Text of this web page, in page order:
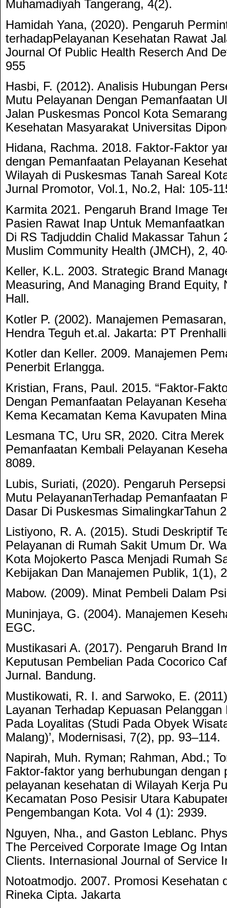
Muhamadiyah Tangerang, 4(2).
Hamidah Yana, (2020). Pengaruh
terhadapPelayanan Kesehatan Rawat
Journal Of Public Health Reserch And
955
Hasbi, F. (2012). Analisis Hubungan
Mutu Pelayanan Dengan Pemanfaatan
Jalan Puskesmas Poncol Kota
Kesehatan Masyarakat Universitas
Hidana, Rachma. 2018. Faktor-Faktor
dengan Pemanfaatan Pelayanan
Wilayah di Puskesmas Tanah Sareal
Jurnal Promotor, Vol.1, No.2, Hal: 105-
Karmita 2021. Pengaruh Brand Image
Pasien Rawat Inap Untuk
Di RS Tadjuddin Chalid Makassar Tahun
Muslim Community Health (JMCH), 2,
Keller, K.L. 2003. Strategic Brand
Measuring, And Managing Brand Equity,
Hall.
Kotler P. (2002). Manajemen
Hendra Teguh et.al. Jakarta: PT
Kotler dan Keller. 2009. Manajemen
Penerbit Erlangga.
Kristian, Frans, Paul. 2015. “Faktor-
Dengan Pemanfaatan Pelayanan
Kema Kecamatan Kema Kavupaten
Lesmana TC, Uru SR, 2020. Citra
Pemanfaatan Kembali Pelayanan
8089.
Lubis, Suriati, (2020). Pengaruh
Mutu PelayananTerhadap Pemanfaatan
Dasar Di Puskesmas SimalingkarTahun
Listiyono, R. A. (2015). Studi Deskriptif
Pelayanan di Rumah Sakit Umum Dr.
Kota Mojokerto Pasca Menjadi Rumah
Kebijakan Dan Manajemen Publik, 1(1),
Mabow. (2009). Minat Pembeli Dalam
Muninjaya, G. (2004). Manajemen
EGC.
Mustikasari A. (2017). Pengaruh Brand
Keputusan Pembelian Pada Cocorico
Jurnal. Bandung.
Mustikowati, R. I. and Sarwoko, E.
Layanan Terhadap Kepuasan
Pada Loyalitas (Studi Pada Obyek
Malang)’, Modernisasi, 7(2), pp. 93–114.
Napirah, Muh. Ryman; Rahman, Abd.;
Faktor-faktor yang berhubungan dengan
pelayanan kesehatan di Wilayah Kerja
Kecamatan Poso Pesisir Utara
Pengembangan Kota. Vol 4 (1): 2939.
Nguyen, Nha., and Gaston Leblanc.
The Perceived Corporate Image Og
Clients. Internasional Journal of Service
Notoatmodjo. 2007. Promosi Kesehatan
Rineka Cipta. Jakarta